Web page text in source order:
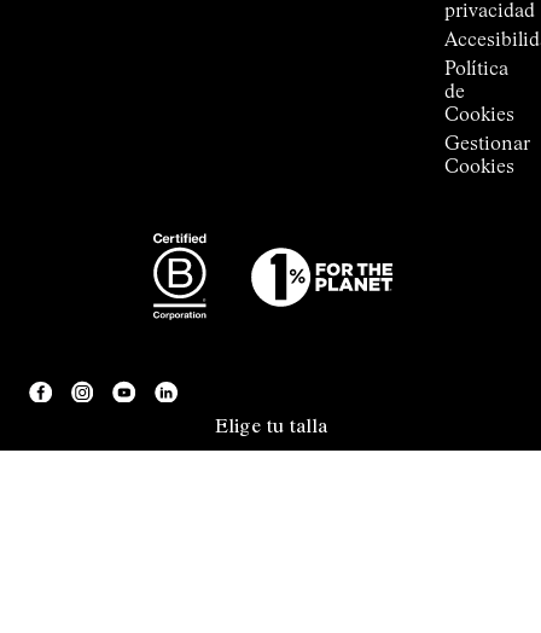
Elige tu talla
privacidad
Política
de
Cookies
Gestionar
Cookies